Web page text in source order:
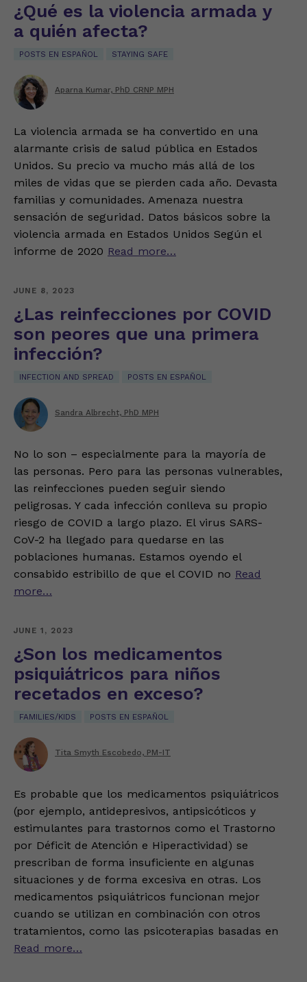
¿Qué es la violencia armada y
a quién afecta?
POSTS EN ESPAÑOL STAYING SAFE
Aparna Kumar, PhD CRNP MPH
La violencia armada se ha convertido en una
alarmante crisis de salud pública en Estados
Unidos. Su precio va mucho más allá de los
miles de vidas que se pierden cada año. Devasta
familias y comunidades. Amenaza nuestra
sensación de seguridad. Datos básicos sobre la
violencia armada en Estados Unidos Según el
informe de 2020 Read more…
JUNE 8, 2023
¿Las reinfecciones por COVID
son peores que una primera
infección?
INFECTION AND SPREAD POSTS EN ESPAÑOL
Sandra Albrecht, PhD MPH
No lo son – especialmente para la mayoría de
las personas. Pero para las personas vulnerables,
las reinfecciones pueden seguir siendo
peligrosas. Y cada infección conlleva su propio
riesgo de COVID a largo plazo. El virus SARS-
CoV-2 ha llegado para quedarse en las
poblaciones humanas. Estamos oyendo el
consabido estribillo de que el COVID no Read
more…
JUNE 1, 2023
¿Son los medicamentos
psiquiátricos para niños
recetados en exceso?
FAMILIES/KIDS POSTS EN ESPAÑOL
Tita Smyth Escobedo, PM-IT
Es probable que los medicamentos psiquiátricos
(por ejemplo, antidepresivos, antipsicóticos y
estimulantes para trastornos como el Trastorno
por Déficit de Atención e Hiperactividad) se
prescriban de forma insuficiente en algunas
situaciones y de forma excesiva en otras. Los
medicamentos psiquiátricos funcionan mejor
cuando se utilizan en combinación con otros
tratamientos, como las psicoterapias basadas en
Read more…